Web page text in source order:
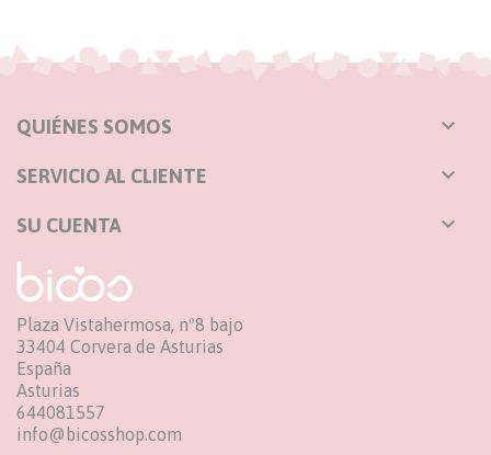
QUIÉNES SOMOS 
SERVICIO AL CLIENTE 
SU CUENTA 
Plaza Vistahermosa, nº8 bajo
33404 Corvera de Asturias
España
Asturias
644081557
info@bicosshop.com